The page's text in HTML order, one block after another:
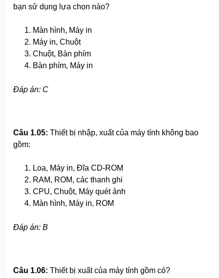
bạn sử dụng lựa chọn nào?
Màn hình, Máy in
Máy in, Chuột
Chuột, Bàn phím
Bàn phím, Máy in
Đáp án: C
Câu 1.05: Thiết bị nhập, xuất của máy tính không bao
gồm:
Loa, Máy in, Đĩa CD-ROM
RAM, ROM, các thanh ghi
CPU, Chuột, Máy quét ảnh
Màn hình, Máy in, ROM
Đáp án: B
Câu 1.06: Thiết bị xuất của máy tính gồm có?